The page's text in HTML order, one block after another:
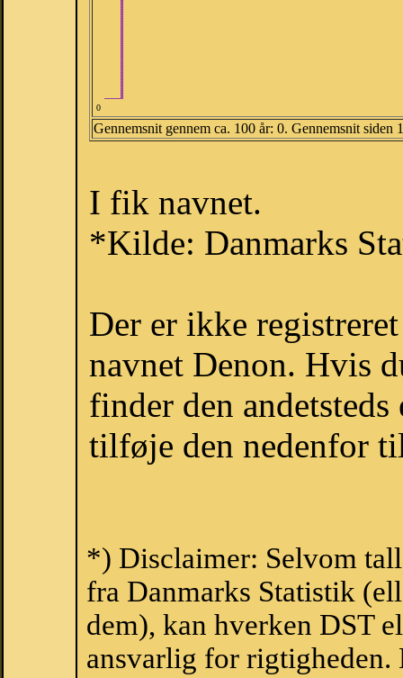
0
Gennemsnit gennem ca. 100 år: 0. Gennemsnit siden
I fik navnet.
*Kilde: Danmarks
Der er ikke
navnet Denon. Hvis
finder den
tilføje den nedenfor
*) Disclaimer: Selvom
fra Danmarks Statistik
dem), kan hverken DST
ansvarlig for